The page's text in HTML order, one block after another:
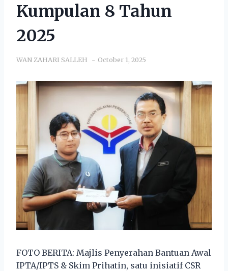
Kumpulan 8 Tahun
2025
WAN ZAHARI SALLEH October 1, 2025
FOTO BERITA: Majlis Penyerahan Bantuan Awal
IPTA/IPTS & Skim Prihatin, satu inisiatif CSR